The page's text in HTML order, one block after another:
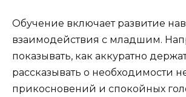
Обучение включает развитие
взаимодействия с младшим.
показывать, как аккуратно
рассказывать о необходимости
прикосновений и спокойных